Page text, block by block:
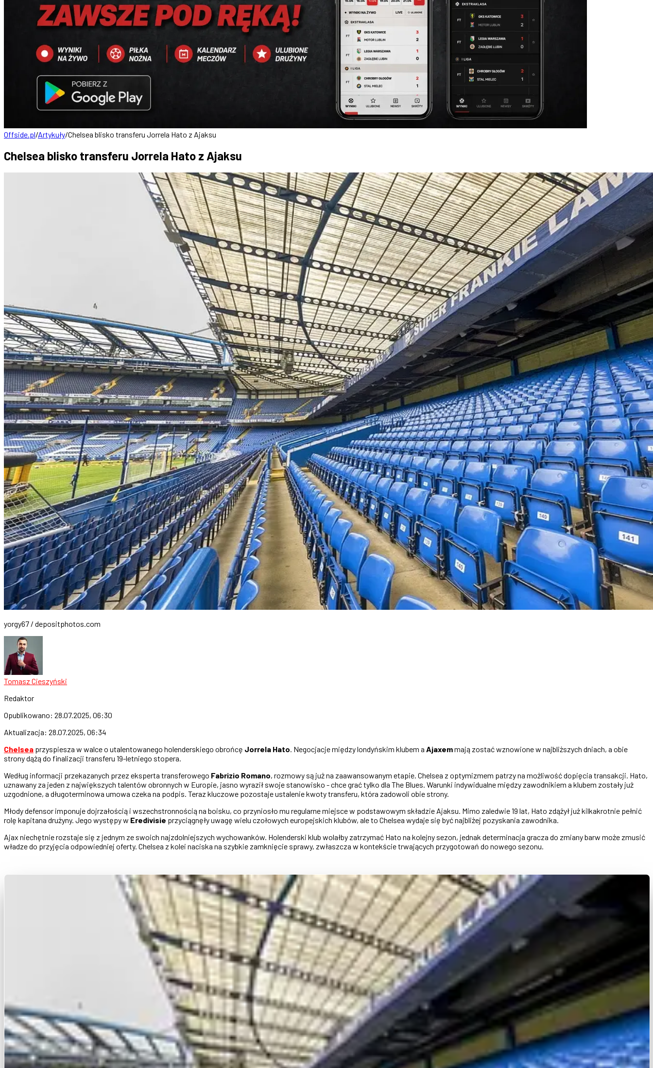
Offside.pl/Artykuły/Chelsea blisko transferu Jorrela Hato z Ajaksu
Chelsea blisko transferu Jorrela Hato z Ajaksu
yorgy67 / depositphotos.com
Tomasz Cieszyński
Redaktor
Opublikowano: 28.07.2025, 06:30
Aktualizacja: 28.07.2025, 06:34
Chelsea przyspiesza w walce o utalentowanego holenderskiego obrońcę Jorrela Hato. Negocjacje między londyńskim klubem a Ajaxemmają zostać wznowione w najbliższych dniach, a obie
strony dążą do finalizacji transferu 19-letniego stopera.
Według informacji przekazanych przez eksperta transferowego Fabrizio Romano, rozmowy są już na zaawansowanym etapie. Chelsea z optymizmem patrzy na możliwość dopięcia transakcji. Hato,
uznawany za jeden z największych talentów obronnych w Europie, jasno wyraził swoje stanowisko - chce grać tylko dla The Blues. Warunki indywidualne między zawodnikiem a klubem zostały już
uzgodnione, a długoterminowa umowa czeka na podpis. Teraz kluczowe pozostaje ustalenie kwoty transferu, która zadowoli obie strony.
Młody defensor imponuje dojrzałością i wszechstronnością na boisku, co przyniosło mu regularne miejsce w podstawowym składzie Ajaksu. Mimo zaledwie 19 lat, Hato zdążył już kilkakrotnie pełnić
rolę kapitana drużyny. Jego występy w Eredivisie przyciągnęły uwagę wielu czołowych europejskich klubów, ale to Chelsea wydaje się być najbliżej pozyskania zawodnika.
Ajax niechętnie rozstaje się z jednym ze swoich najzdolniejszych wychowanków. Holenderski klub wolałby zatrzymać Hato na kolejny sezon, jednak determinacja gracza do zmiany barw może zmusić
władze do przyjęcia odpowiedniej oferty. Chelsea z kolei naciska na szybkie zamknięcie sprawy, zwłaszcza w kontekście trwających przygotowań do nowego sezonu.